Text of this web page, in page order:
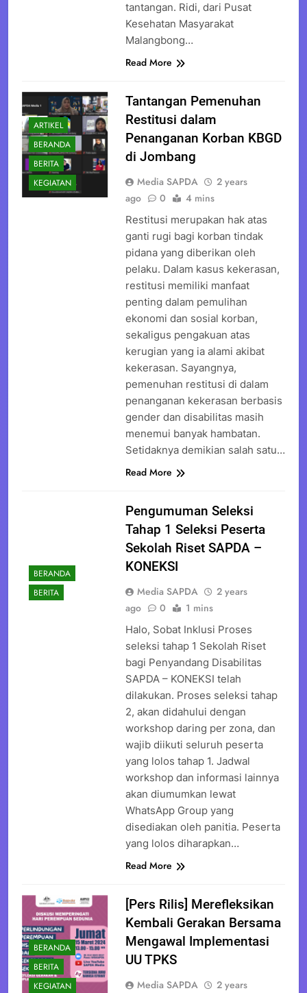
tantangan. Ridi, dari Pusat
Kesehatan Masyarakat
Malangbong…
Read More
ARTIKEL
BERANDA
BERITA
KEGIATAN
Tantangan Pemenuhan
Restitusi dalam
Penanganan Korban KBGD
di Jombang
Media SAPDA
2 years
ago
0 4 mins
Restitusi merupakan hak atas
ganti rugi bagi korban tindak
pidana yang diberikan oleh
pelaku. Dalam kasus kekerasan,
restitusi memiliki manfaat
penting dalam pemulihan
ekonomi dan sosial korban,
sekaligus pengakuan atas
kerugian yang ia alami akibat
kekerasan. Sayangnya,
pemenuhan restitusi di dalam
penanganan kekerasan berbasis
gender dan disabilitas masih
menemui banyak hambatan.
Setidaknya demikian salah satu…
Read More
BERANDA
BERITA
Pengumuman Seleksi
Tahap 1 Seleksi Peserta
Sekolah Riset SAPDA –
KONEKSI
Media SAPDA
2 years
ago
0 1 mins
Halo, Sobat Inklusi Proses
seleksi tahap 1 Sekolah Riset
bagi Penyandang Disabilitas
SAPDA – KONEKSI telah
dilakukan. Proses seleksi tahap
2, akan didahului dengan
workshop daring per zona, dan
wajib diikuti seluruh peserta
yang lolos tahap 1. Jadwal
workshop dan informasi lainnya
akan diumumkan lewat
WhatsApp Group yang
disediakan oleh panitia. Peserta
yang lolos diharapkan…
Read More
BERANDA
BERITA
KEGIATAN
[Pers Rilis] Merefleksikan
Kembali Gerakan Bersama
Mengawal Implementasi
UU TPKS
Media SAPDA
2 years